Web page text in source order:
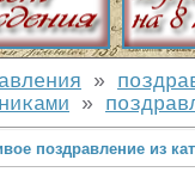
»
»
поздравление из